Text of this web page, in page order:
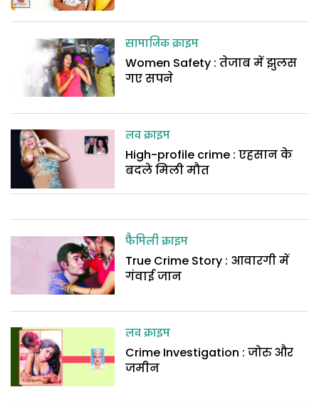
सामाजिक क्राइम
Women Safety : तेजाब में झुलस
गए सपने
लव क्राइम
High-profile crime : एहसान के
बदले मिली मौत
फैमिली क्राइम
True Crime Story : आवारगी में
गंवाई जान
लव क्राइम
Crime Investigation : जोरु और
जमीन